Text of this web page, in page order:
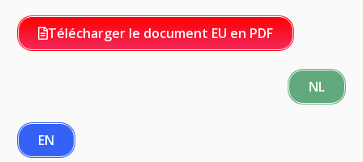
Télécharger le document EU en PDF
NL
EN